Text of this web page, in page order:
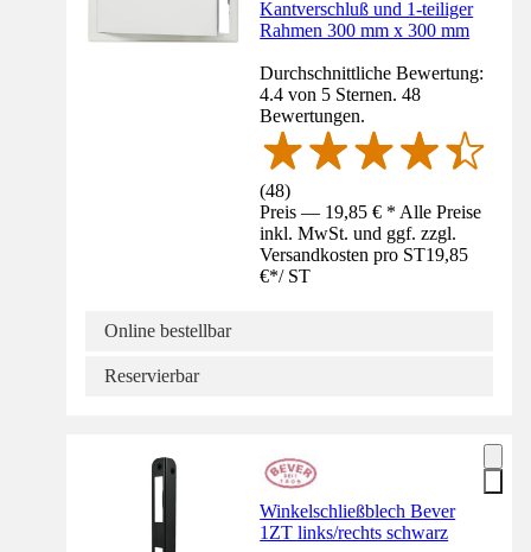
Kantverschluß und 1-teiliger
Rahmen 300 mm x 300 mm
Durchschnittliche Bewertung:
4.4 von 5 Sternen. 48
Bewertungen.
(48)
Preis — 19,85 € * Alle Preise
inkl. MwSt. und ggf. zzgl.
Versandkosten pro ST19,85
€*/ ST
Online bestellbar
Reservierbar
Winkelschließblech Bever
1ZT links/rechts schwarz